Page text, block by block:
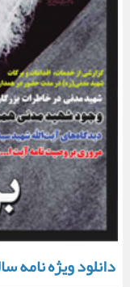
دانلود ویژه